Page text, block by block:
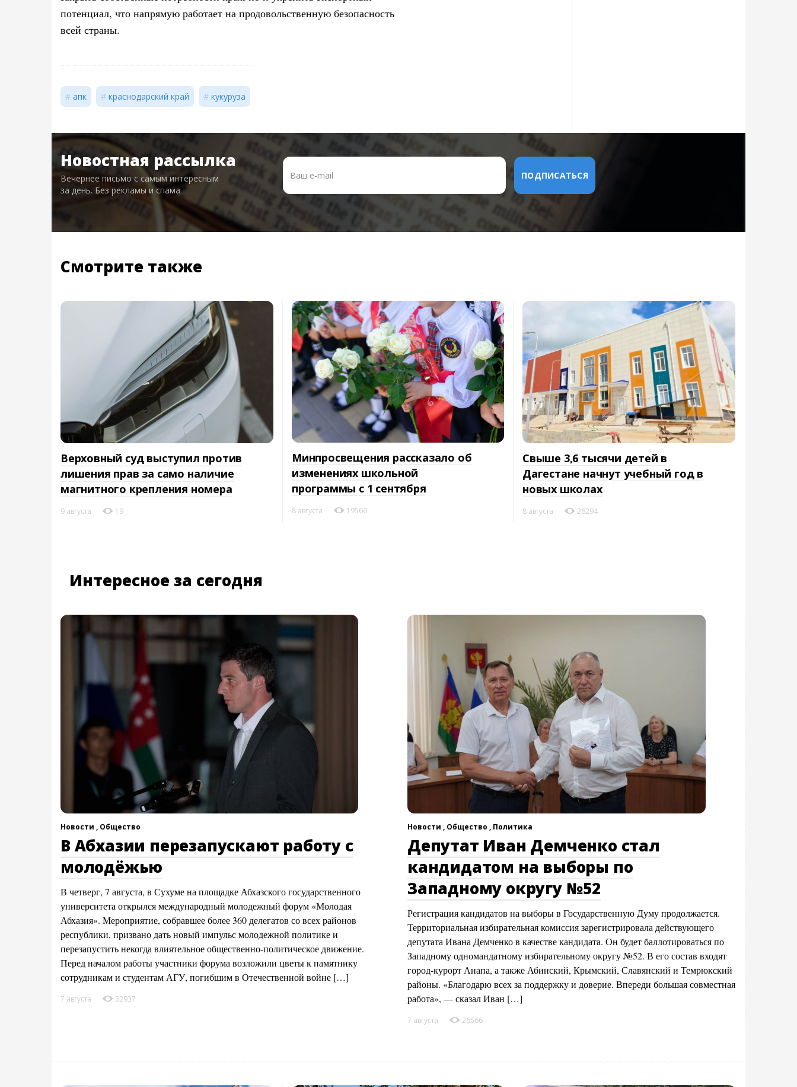
потенциал, что напрямую работает на продовольственную безопасность
всей страны.
апк краснодарский край кукуруза
Новостная рассылка
Вечернее письмо с самым интересным
за день. Без рекламы и спама
Смотрите также
Верховный суд выступил против
лишения прав за само наличие
магнитного крепления номера
9 августа 19
Минпросвещения рассказало об
изменениях школьной
программы с 1 сентября
8 августа 19566
Свыше 3,6 тысячи детей в
Дагестане начнут учебный год в
новых школах
8 августа 26294
Интересное за сегодня
Новости , Общество
В Абхазии перезапускают работу с
молодёжью
В четверг, 7 августа, в Сухуме на площадке Абхазского государственного
университета открылся международный молодежный форум «Молодая
Абхазия». Мероприятие, собравшее более 360 делегатов со всех районов
республики, призвано дать новый импульс молодежной политике и
перезапустить некогда влиятельное общественно-политическое движение.
Перед началом работы участники форума возложили цветы к памятнику
сотрудникам и студентам АГУ, погибшим в Отечественной войне […]
7 августа 32937
Новости , Общество , Политика
Депутат Иван Демченко стал
кандидатом на выборы по
Западному округу №52
Регистрация кандидатов на выборы в Государственную Думу продолжается.
Территориальная избирательная комиссия зарегистрировала действующего
депутата Ивана Демченко в качестве кандидата. Он будет баллотироваться по
Западному одномандатному избирательному округу №52. В его состав входят
город-курорт Анапа, а также Абинский, Крымский, Славянский и Темрюкский
районы. «Благодарю всех за поддержку и доверие. Впереди большая совместная
работа», — сказал Иван […]
7 августа 26566